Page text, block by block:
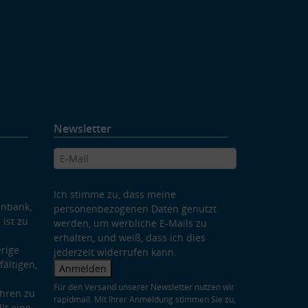
ist zu
zu
Newsletter
Ich stimme zu, dass meine
personenbezogenen Daten genutzt
werden, um werbliche E-Mails zu
erhalten, und weiß, dass ich dies
jederzeit widerrufen kann.
Anmelden
Für den Versand unserer Newsletter nutzen wir
rapidmail. Mit Ihrer Anmeldung stimmen Sie zu,